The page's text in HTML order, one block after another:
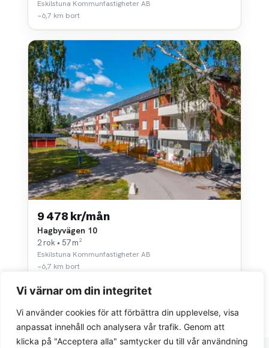
Vi värnar om din integritet
Vi använder cookies för att förbättra din upplevelse, visa
anpassat innehåll och analysera vår trafik. Genom att
klicka på "Acceptera alla" samtycker du till vår användning
Eskilstuna Kommunfastigheter AB
~6,7 km bort
9 478 kr/mån
Hagbyvägen 10
2 rok • 57 m²
Eskilstuna Kommunfastigheter AB
~6,7 km bort